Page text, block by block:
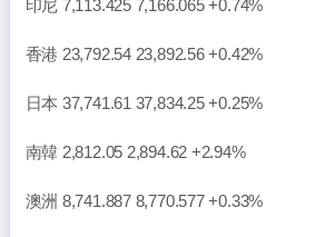
印尼 7,113.425 7,166.065 +0.74%
香港 23,792.54 23,892.56 +0.42%
日本 37,741.61 37,834.25 +0.25%
南韓 2,812.05 2,894.62 +2.94%
澳洲 8,741.887 8,770.577 +0.33%